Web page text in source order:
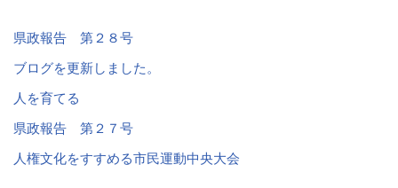
県政報告 第２８号
ブログを更新しました。
人を育てる
県政報告 第２７号
人権文化をすすめる市民運動中央大会